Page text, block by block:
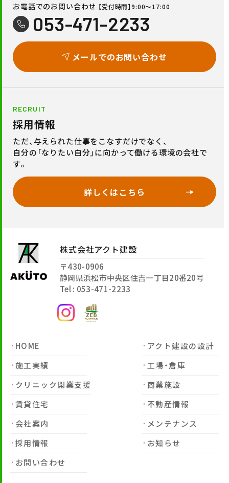
お電話でのお問い合わせ 【受付時間】9:00〜17:00
053-471-2233
メールでのお問い合わせ
RECRUIT
採用情報
ただ、与えられた仕事をこなすだけでなく、
自分の「なりたい自分」に向かって働ける環境の会社で
す。
詳しくはこちら
株式会社アクト建設
〒430-0906
静岡県浜松市中央区住吉一丁目20番20号
Tel : 053-471-2233
HOME
アクト建設の設計
施工実績
工場・倉庫
クリニック開業支援
商業施設
賃貸住宅
不動産情報
会社案内
メンテナンス
採用情報
お知らせ
お問い合わせ